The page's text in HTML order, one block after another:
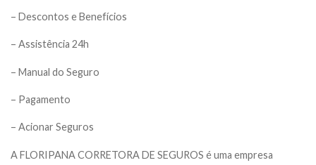
– Descontos e Benefícios
– Assistência 24h
– Manual do Seguro
– Pagamento
– Acionar Seguros
A FLORIPANA CORRETORA DE SEGUROS é uma empresa